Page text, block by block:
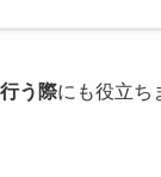
う際にも役立ち